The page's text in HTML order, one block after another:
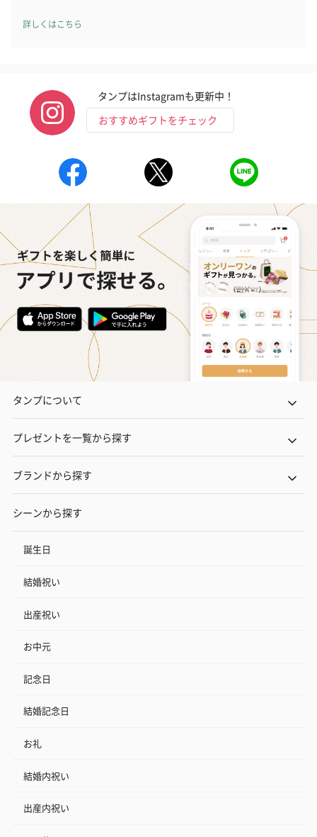
詳しくはこちら
タンプはInstagramも更新中！
おすすめギフトをチェック
タンプについて
プレゼントを一覧から探す
ブランドから探す
シーンから探す
誕生日
結婚祝い
出産祝い
お中元
記念日
結婚記念日
お礼
結婚内祝い
出産内祝い